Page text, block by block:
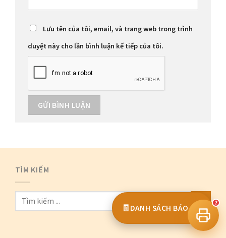
Lưu tên của tôi, email, và trang web trong trình
duyệt này cho lần bình luận kế tiếp của tôi.
TÌM KIẾM
🧾 DANH SÁCH BÁO GIÁ
?